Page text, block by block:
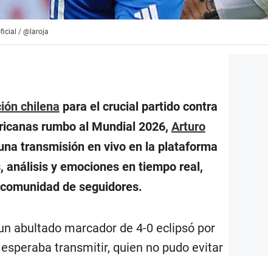
/ @laroja
chilena para el crucial partido contra
rumbo al Mundial 2026, Arturo
transmisión en vivo en la plataforma
y emociones en tiempo real,
de seguidores.
abultado marcador de 4-0 eclipsó por
transmitir, quien no pudo evitar